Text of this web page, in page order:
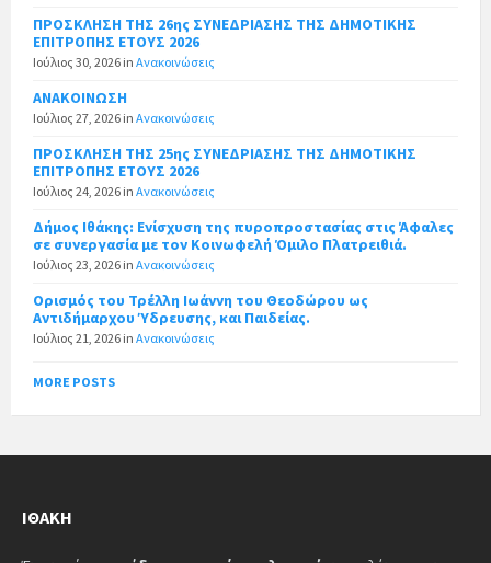
ΠΡΟΣΚΛΗΣΗ ΤΗΣ 26ης ΣΥΝΕΔΡΙΑΣΗΣ ΤΗΣ ΔΗΜΟΤΙΚΗΣ
ΕΠΙΤΡΟΠΗΣ ΕΤΟΥΣ 2026
Ιούλιος 30, 2026 in Ανακοινώσεις
ΑΝΑΚΟΙΝΩΣΗ
Ιούλιος 27, 2026 in Ανακοινώσεις
ΠΡΟΣΚΛΗΣΗ ΤΗΣ 25ης ΣΥΝΕΔΡΙΑΣΗΣ ΤΗΣ ΔΗΜΟΤΙΚΗΣ
ΕΠΙΤΡΟΠΗΣ ΕΤΟΥΣ 2026
Ιούλιος 24, 2026 in Ανακοινώσεις
Δήμος Ιθάκης: Ενίσχυση της πυροπροστασίας στις Άφαλες
σε συνεργασία με τον Κοινωφελή Όμιλο Πλατρειθιά.
Ιούλιος 23, 2026 in Ανακοινώσεις
Ορισμός του Τρέλλη Ιωάννη του Θεοδώρου ως
Αντιδήμαρχου Ύδρευσης, και Παιδείας.
Ιούλιος 21, 2026 in Ανακοινώσεις
MORE POSTS
ΙΘΆΚΗ